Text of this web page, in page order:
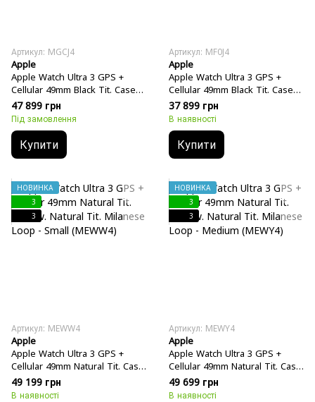
Артикул: MGCJ4
Apple
Apple Watch Ultra 3 GPS +
Cellular 49mm Black Tit. Case
w. Anchor Blue O. Band
(MF254+MGCJ4)
47 899 грн
Під замовлення
Купити
Артикул: MF0J4
Apple
Apple Watch Ultra 3 GPS +
Cellular 49mm Black Tit. Case
w. Black Ocean Band (MF0J4)
37 899 грн
В наявності
Купити
НОВИНКА
3
3
Артикул: MEWW4
Apple
Apple Watch Ultra 3 GPS +
Cellular 49mm Natural Tit. Case
w. Natural Tit. Milanese Loop -
Small (MEWW4)
49 199 грн
В наявності
НОВИНКА
3
3
Артикул: MEWY4
Apple
Apple Watch Ultra 3 GPS +
Cellular 49mm Natural Tit. Case
w. Natural Tit. Milanese Loop -
Medium (MEWY4)
49 699 грн
В наявності